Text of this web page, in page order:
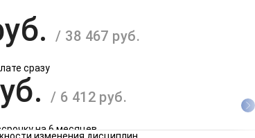
/ 38 467 руб.
сразу
/ 6 412 руб.
на 6 месяцев